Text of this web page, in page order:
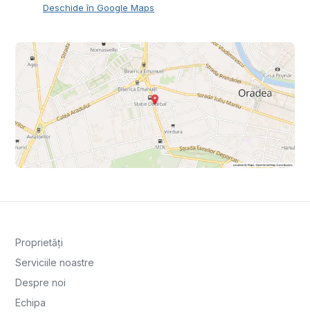
Deschide în Google Maps
Proprietăți
Serviciile noastre
Despre noi
Echipa